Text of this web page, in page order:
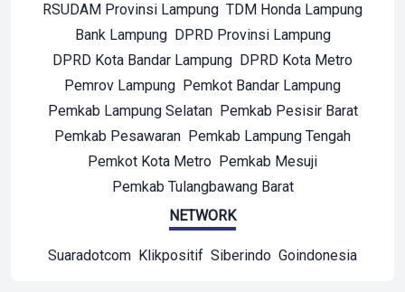
RSUDAM Provinsi Lampung TDM Honda Lampung
Bank Lampung DPRD Provinsi Lampung
DPRD Kota Bandar Lampung DPRD Kota Metro
Pemrov Lampung Pemkot Bandar Lampung
Pemkab Lampung Selatan Pemkab Pesisir Barat
Pemkab Pesawaran Pemkab Lampung Tengah
Pemkot Kota Metro Pemkab Mesuji
Pemkab Tulangbawang Barat
NETWORK
Suaradotcom Klikpositif Siberindo Goindonesia